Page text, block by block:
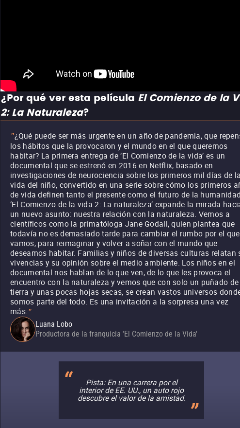
¿Por qué ver esta película El Comienzo de la
2: La Naturaleza?
"¿Qué puede ser más urgente en un año de pandemia, que
los hábitos que la provocaron y el mundo en el que queremos
habitar? La primera entrega de ‘El Comienzo de la vida’ es un
documental que se estrenó en 2016 en Netflix, basado en
investigaciones de neurociencia sobre los primeros mil días de la
vida del niño, convertido en una serie sobre cómo los primeros
de vida definen tanto el presente como el futuro de la
‘El Comienzo de la vida 2: La naturaleza’ expande la mirada
un nuevo asunto: nuestra relación con la naturaleza. Vemos a
científicos como la primatóloga Jane Godall, quien plantea que
todavía no es demasiado tarde para cambiar el rumbo por el que
vamos, para reimaginar y volver a soñar con el mundo que
deseamos habitar. Familias y niños de diversas culturas relatan
vivencias y su opinión sobre el medio ambiente. Los niños en el
documental nos hablan de lo que ven, de lo que les provoca el
encuentro con la naturaleza y vemos que con solo un puñado de
tierra y unas pocas hojas secas, se crean vastos universos
somos parte del todo. Es una invitación a la sorpresa una vez
más."
Luana Lobo
Productora de la franquicia 'El Comienzo de la Vida'
Pista: En una carrera por el
interior de EE. UU., un auto rojo
descubre el valor de la amistad.